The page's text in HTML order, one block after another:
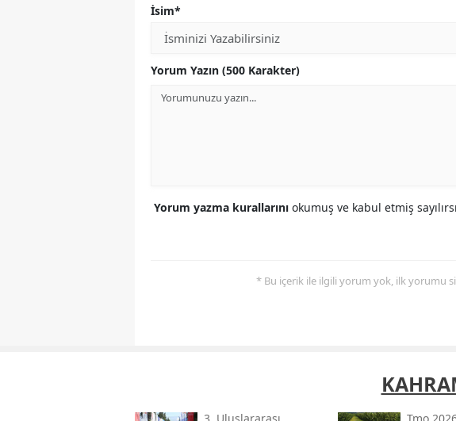
İsim*
Yorum Yazın (500 Karakter)
Yorum yazma kurallarını okumuş ve kabul etmiş
* Bu içerik ile ilgili yorum yok, ilk yorumu